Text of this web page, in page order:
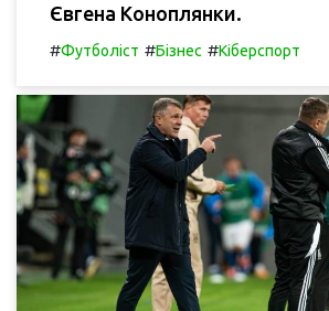
Євгена Коноплянки.
#Футболіст #Бізнес #Кіберспорт